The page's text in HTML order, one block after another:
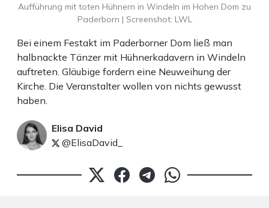
Bei einem Festakt im Paderborner Dom ließ man
halbnackte Tänzer mit Hühnerkadavern in Windeln
auftreten. Gläubige fordern eine Neuweihung der
Kirche. Die Veranstalter wollen von nichts gewusst
haben.
Elisa David
@ElisaDavid_
Aufführung mit toten Hühnern in Windeln im Hohen Dom zu
Paderborn | Screenshot: LWL